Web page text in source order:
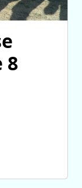
8